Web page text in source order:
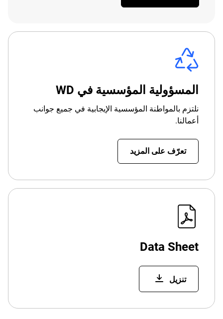
المسؤولية المؤسسية في WD
نلتزم بالمواطنة المؤسسية الإيجابية في جميع جوانب
أعمالنا.
تعرّف على المزيد
Data Sheet
تنزيل